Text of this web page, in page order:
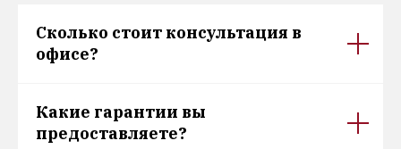
Сколько стоит консультация в
офисе?
Какие гарантии вы
предоставляете?